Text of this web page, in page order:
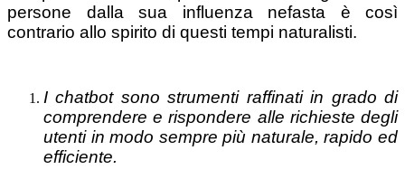
persone dalla sua influenza nefasta è così
contrario allo spirito di questi tempi naturalisti.
I chatbot sono strumenti raffinati in grado di
comprendere e rispondere alle richieste degli
utenti in modo sempre più naturale, rapido ed
efficiente.